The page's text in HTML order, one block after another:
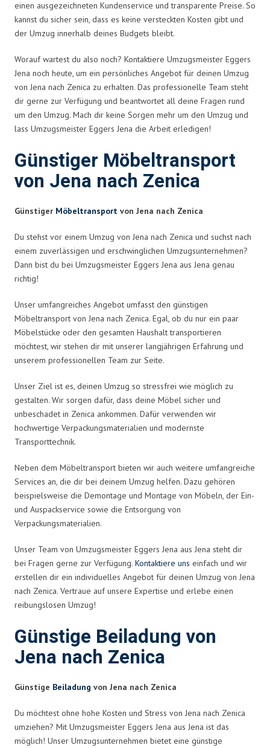
einen ausgezeichneten Kundenservice und transparente Preise. So
kannst du sicher sein, dass es keine versteckten Kosten gibt und
der Umzug innerhalb deines Budgets bleibt.
Worauf wartest du also noch? Kontaktiere Umzugsmeister Eggers
Jena noch heute, um ein persönliches Angebot für deinen Umzug
von Jena nach Zenica zu erhalten. Das professionelle Team steht
dir gerne zur Verfügung und beantwortet all deine Fragen rund
um den Umzug. Mach dir keine Sorgen mehr um den Umzug und
lass Umzugsmeister Eggers Jena die Arbeit erledigen!
Günstiger Möbeltransport
von Jena nach Zenica
Günstiger Möbeltransport von Jena nach Zenica
Du stehst vor einem Umzug von Jena nach Zenica und suchst nach
einem zuverlässigen und erschwinglichen Umzugsunternehmen?
Dann bist du bei Umzugsmeister Eggers Jena aus Jena genau
richtig!
Unser umfangreiches Angebot umfasst den günstigen
Möbeltransport von Jena nach Zenica. Egal, ob du nur ein paar
Möbelstücke oder den gesamten Haushalt transportieren
möchtest, wir stehen dir mit unserer langjährigen Erfahrung und
unserem professionellen Team zur Seite.
Unser Ziel ist es, deinen Umzug so stressfrei wie möglich zu
gestalten. Wir sorgen dafür, dass deine Möbel sicher und
unbeschadet in Zenica ankommen. Dafür verwenden wir
hochwertige Verpackungsmaterialien und modernste
Transporttechnik.
Neben dem Möbeltransport bieten wir auch weitere umfangreiche
Services an, die dir bei deinem Umzug helfen. Dazu gehören
beispielsweise die Demontage und Montage von Möbeln, der Ein-
und Auspackservice sowie die Entsorgung von
Verpackungsmaterialien.
Unser Team von Umzugsmeister Eggers Jena aus Jena steht dir
bei Fragen gerne zur Verfügung. Kontaktiere uns einfach und wir
erstellen dir ein individuelles Angebot für deinen Umzug von Jena
nach Zenica. Vertraue auf unsere Expertise und erlebe einen
reibungslosen Umzug!
Günstige Beiladung von
Jena nach Zenica
Günstige Beiladung von Jena nach Zenica
Du möchtest ohne hohe Kosten und Stress von Jena nach Zenica
umziehen? Mit Umzugsmeister Eggers Jena aus Jena ist das
möglich! Unser Umzugsunternehmen bietet eine günstige